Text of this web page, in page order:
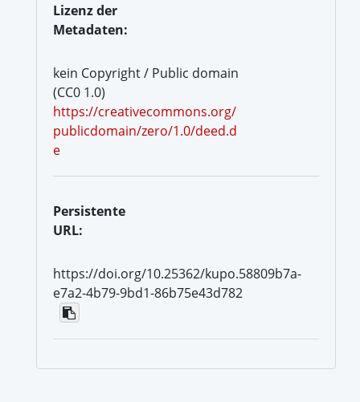
Lizenz der
Metadaten:
kein Copyright / Public domain
(CC0 1.0)
https://creativecommons.org/
publicdomain/zero/1.0/deed.d
e
Persistente
URL:
https://doi.org/10.25362/kupo.58809b7a-
e7a2-4b79-9bd1-86b75e43d782